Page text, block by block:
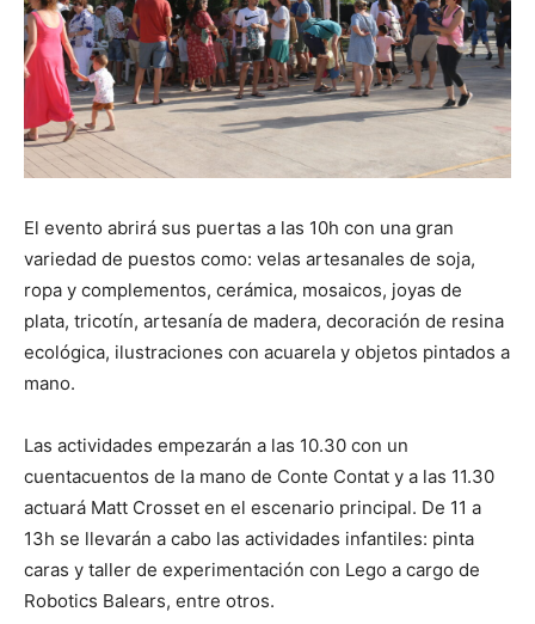
El evento abrirá sus puertas a las 10h con una gran
variedad de puestos como: velas artesanales de soja,
ropa y complementos, cerámica, mosaicos, joyas de
plata, tricotín, artesanía de madera, decoración de resina
ecológica, ilustraciones con acuarela y objetos pintados a
mano.
Las actividades empezarán a las 10.30 con un
cuentacuentos de la mano de Conte Contat y a las 11.30
actuará Matt Crosset en el escenario principal. De 11 a
13h se llevarán a cabo las actividades infantiles: pinta
caras y taller de experimentación con Lego a cargo de
Robotics Balears, entre otros.